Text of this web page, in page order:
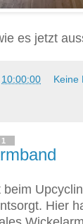
es jetzt
10:00:00 Keine
Hier